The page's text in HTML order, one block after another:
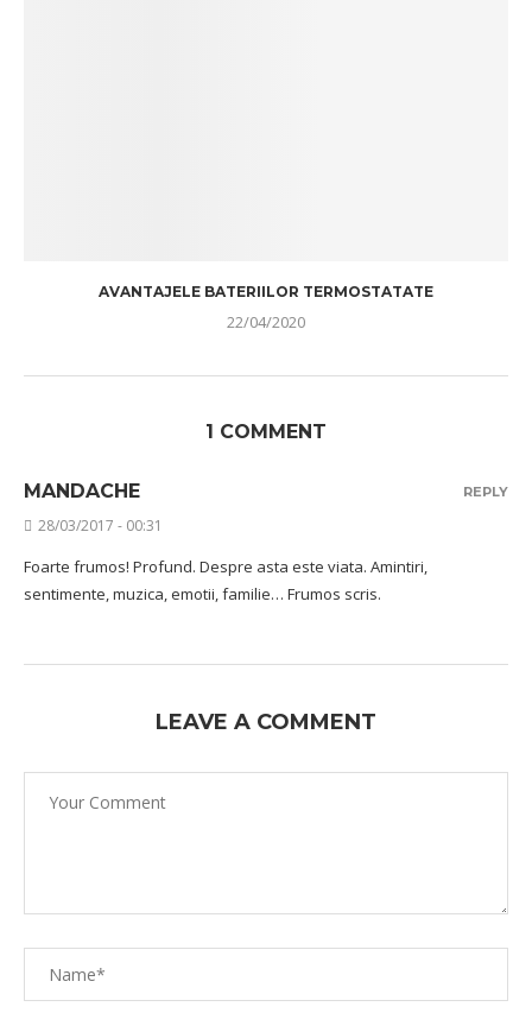
AVANTAJELE BATERIILOR TERMOSTATATE
22/04/2020
1 COMMENT
MANDACHE
28/03/2017 - 00:31
Foarte frumos! Profund. Despre asta este viata. Amintiri,
sentimente, muzica, emotii, familie… Frumos scris.
REPLY
LEAVE A COMMENT